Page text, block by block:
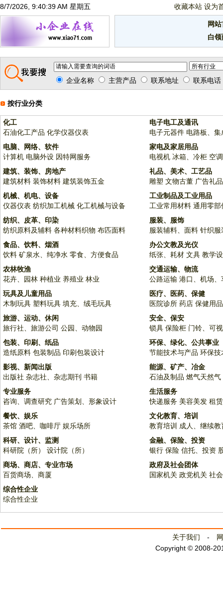
8/7/2026, 9:40:39 AM 星期五 收藏本站 设为
网
白
企业名称 主营产品 联系地址 联系电话
按行业分类
化工
石油化工产品 化学仪器仪表
电子电工及通讯
电子元器件 电路板、集
电脑、网络、软件
计算机 电脑外设 因特网服务
家电及家居用品
电视机 冰箱、冷柜 空调
建筑、装饰、房地产
建筑材料 装饰材料 建筑装饰五金
礼品、美术、工艺品
雕塑 文物古董 广告礼品
机械、机电、设备
仪器仪表 纺织加工机械 化工机械与设备
工业制品及工业用品
工业常用材料 通用零部
纺织、皮革、印染
纺织原料及辅料 各种材料织物 布匹面料
服装、服饰
服装辅料、面料 针织服
食品、饮料、烟酒
饮料 矿泉水、纯净水 零食、方便食品
办公文教及光仪
纸张、耗材 文具 教学
农林牧渔
花卉、园林 种植业 养殖业 林业
交通运输、物流
公路运输 港口、机场、
玩具及儿童用品
木制玩具 塑料玩具 填充、绒毛玩具
医疗、医药、保健
医院诊所 药店 保健用品
旅游、运动、休闲
旅行社、旅游公司 公园、动物园
安全、保安
锁具 保险柜 门铃、可
包装、印刷、纸品
造纸原料 包装制品 印刷包装设计
环保、绿化、公共事业
节能技术与产品 环保技
影视、新闻出版
出版社 杂志社、杂志期刊 书籍
能源、矿产、冶金
石油及制品 燃气天然气
专业服务
咨询、调查研究 广告策划、形象设计
生活服务
快递服务 美容美发 租
餐饮、娱乐
茶馆 酒吧、咖啡厅 娱乐场所
文化教育、培训
教育培训 成人、继续教
科研、设计、监测
科研院（所）
设计院（所）
金融、保险、投资
银行 保险 信托、投资
商场、商店、专业市场
百货商场、商厦
政府及社会团体
国家机关 政党机关 社
综合性企业
综合性企业
关于我们 -
Copyright © 2008-